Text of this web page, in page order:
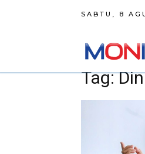
SABTU, 8
Tag: